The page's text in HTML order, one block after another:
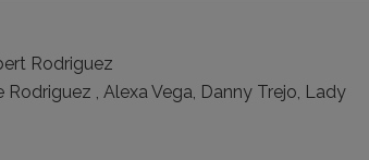
Rodriguez
Rodriguez , Alexa Vega, Danny Trejo, Lady